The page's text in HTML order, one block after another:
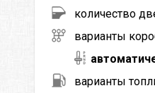
количество
варианты
варианты